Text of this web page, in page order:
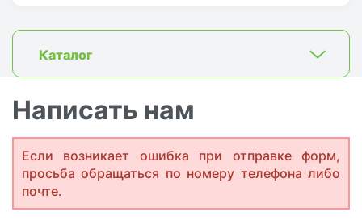
Каталог
Написать нам
Если возникает ошибка при отправке форм,
просьба обращаться по номеру телефона либо
почте.